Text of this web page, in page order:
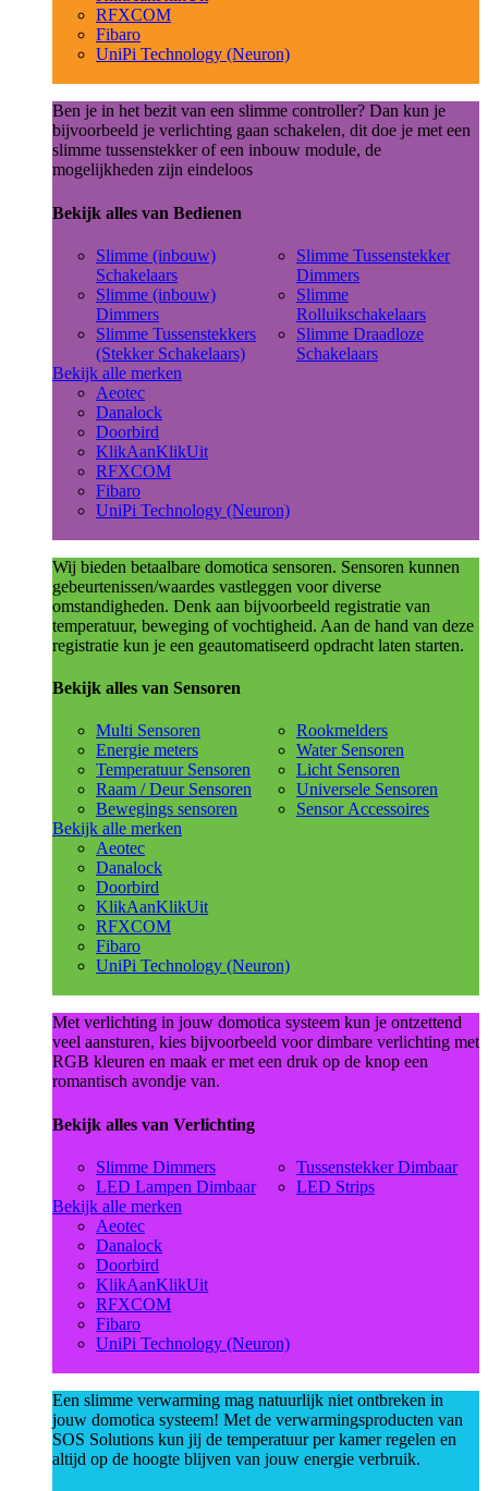
RFXCOM
Fibaro
UniPi Technology (Neuron)
Ben je in het bezit van een slimme controller? Dan kun je
bijvoorbeeld je verlichting gaan schakelen, dit doe je met een
slimme tussenstekker of een inbouw module, de
mogelijkheden zijn eindeloos
Bekijk alles van Bedienen
Slimme (inbouw)
Schakelaars
Slimme (inbouw)
Dimmers
Slimme Tussenstekkers
(Stekker Schakelaars)
Slimme Tussenstekker
Dimmers
Slimme
Rolluikschakelaars
Slimme Draadloze
Schakelaars
Bekijk alle merken
Aeotec
Danalock
Doorbird
KlikAanKlikUit
RFXCOM
Fibaro
UniPi Technology (Neuron)
Wij bieden betaalbare domotica sensoren. Sensoren kunnen
gebeurtenissen/waardes vastleggen voor diverse
omstandigheden. Denk aan bijvoorbeeld registratie van
temperatuur, beweging of vochtigheid. Aan de hand van deze
registratie kun je een geautomatiseerd opdracht laten starten.
Bekijk alles van Sensoren
Multi Sensoren
Energie meters
Temperatuur Sensoren
Raam / Deur Sensoren
Bewegings sensoren
Rookmelders
Water Sensoren
Licht Sensoren
Universele Sensoren
Sensor Accessoires
Bekijk alle merken
Aeotec
Danalock
Doorbird
KlikAanKlikUit
RFXCOM
Fibaro
UniPi Technology (Neuron)
Met verlichting in jouw domotica systeem kun je ontzettend
veel aansturen, kies bijvoorbeeld voor dimbare verlichting met
RGB kleuren en maak er met een druk op de knop een
romantisch avondje van.
Bekijk alles van Verlichting
Slimme Dimmers
LED Lampen Dimbaar
Tussenstekker Dimbaar
LED Strips
Bekijk alle merken
Aeotec
Danalock
Doorbird
KlikAanKlikUit
RFXCOM
Fibaro
UniPi Technology (Neuron)
Een slimme verwarming mag natuurlijk niet ontbreken in
jouw domotica systeem! Met de verwarmingsproducten van
SOS Solutions kun jij de temperatuur per kamer regelen en
altijd op de hoogte blijven van jouw energie verbruik.